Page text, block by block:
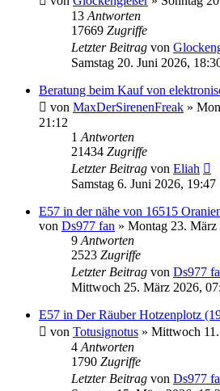
13 Antworten
17669 Zugriffe
Letzter Beitrag von
Samstag 20. Juni 2026,
Beratung beim Kauf von
von MaxDerSirenenFreak »
21:12
1 Antworten
21434 Zugriffe
Letzter Beitrag von Eliah
Samstag 6. Juni 2026, 19:47
E57 in der nähe von 16515
von Ds977 fan » Montag 23. März
9 Antworten
2523 Zugriffe
Letzter Beitrag von Ds977
Mittwoch 25. März 2026,
E57 in Der Räuber Hotzenplotz
von Totusignotus » Mittwoch
4 Antworten
1790 Zugriffe
Letzter Beitrag von Ds977